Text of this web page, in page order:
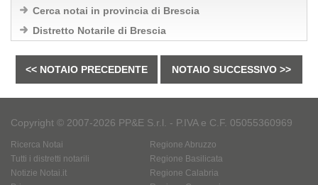
Cerca notai in provincia di Brescia
Distretto Notarile di Brescia
<< NOTAIO PRECEDENTE NOTAIO SUCCESSIVO >>
Copyright © 2007-2026 PP&E S.r.l. - P.IVA e C.F. 05055360969
Ricerca Notai
Tutti i distretti notarili
Notizie Notai.it
Regione Abruzzo
Regione Basilicata
Regione Calabria